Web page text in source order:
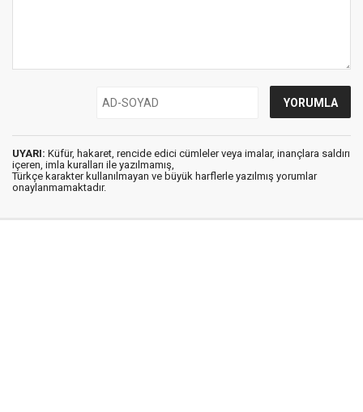
UYARI: Küfür, hakaret, rencide edici cümleler veya imalar, inançlara saldırı
içeren, imla kuralları ile yazılmamış,
Türkçe karakter kullanılmayan ve büyük harflerle yazılmış yorumlar
onaylanmamaktadır.